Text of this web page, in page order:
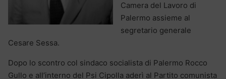
Camera del Lavoro di
Palermo assieme al
segretario generale
Cesare Sessa.
Dopo lo scontro col sindaco socialista di Palermo Rocco
Gullo e all’interno del Psi Cipolla aderì al Partito comunista